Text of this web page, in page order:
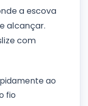
a escova
alcançar.
com
ao
fio